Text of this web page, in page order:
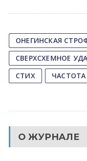
ОНЕГИНСКАЯ
СВЕРХСХЕМНОЕ
СТИХ
О ЖУРНАЛЕ